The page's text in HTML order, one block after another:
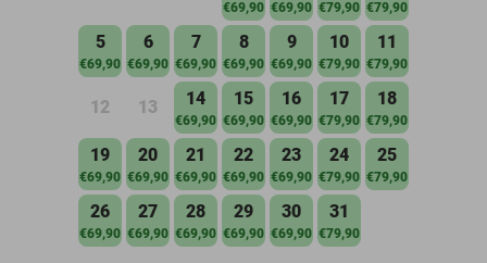
€69,90 €69,90 €79,90 €79,90
5
€69,90
6
€69,90
7
€69,90
8
€69,90
9
€69,90
10
€79,90
11
€79,90
12 13 14
€69,90
15
€69,90
16
€69,90
17
€79,90
18
€79,90
19
€69,90
20
€69,90
21
€69,90
22
€69,90
23
€69,90
24
€79,90
25
€79,90
26
€69,90
27
€69,90
28
€69,90
29
€69,90
30
€69,90
31
€79,90